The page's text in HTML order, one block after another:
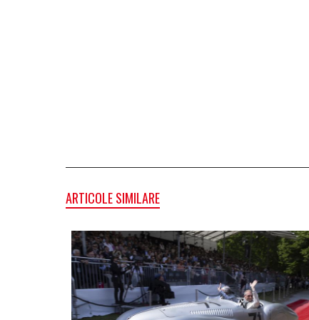
ARTICOLE SIMILARE